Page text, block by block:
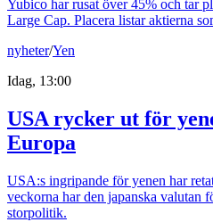
Yubico har rusat över 45% och tar
Large Cap. Placera listar aktierna
nyheter/Yen
Idag, 13:00
USA rycker ut för
Europa
USA:s ingripande för yenen har
veckorna har den japanska valutan
storpolitik.